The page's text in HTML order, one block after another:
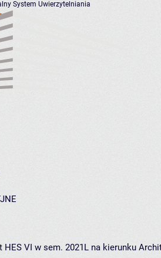
System Uwierzytelniania
HES VI w sem. 2021L na kierunku